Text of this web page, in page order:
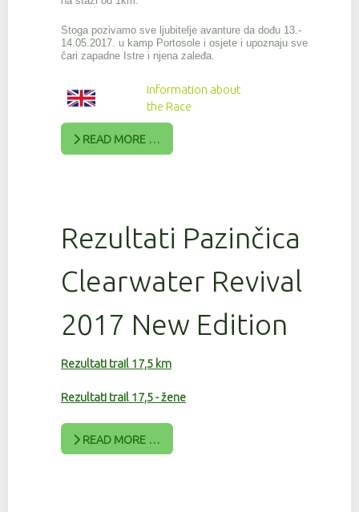
Stoga pozivamo sve ljubitelje avanture da dođu 13.-
14.05.2017. u kamp Portosole i osjete i upoznaju sve
čari zapadne Istre i njena zaleđa.
Information about
the Race
READ MORE …
Rezultati Pazinčica
Clearwater Revival
2017 New Edition
Rezultati trail 17,5 km
Rezultati trail 17,5 - žene
READ MORE …